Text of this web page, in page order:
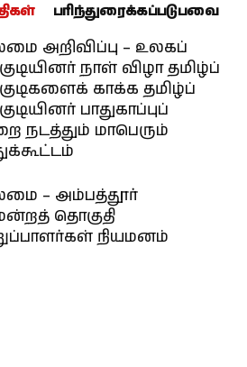
பரிந்துரைக்கப்படுபவை
அறிவிப்பு – உலகப்
நாள் விழா தமிழ்ப்
காக்க தமிழ்ப்
பாதுகாப்புப்
நடத்தும் மாபெரும்
– அம்பத்தூர்
தொகுதி
நியமனம்